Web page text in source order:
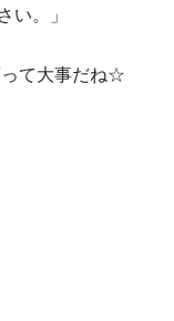
い。」
って大事だね☆